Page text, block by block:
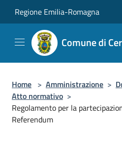
Regione Emilia-Romagna
Comune di
Home > Amministrazione >
Atto normativo >
Regolamento per la
Referendum